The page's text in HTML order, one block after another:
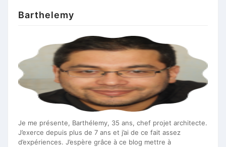
Barthelemy
Je me présente, Barthélemy, 35 ans, chef projet architecte.
J’exerce depuis plus de 7 ans et j’ai de ce fait assez
d’expériences. J’espère grâce à ce blog mettre à